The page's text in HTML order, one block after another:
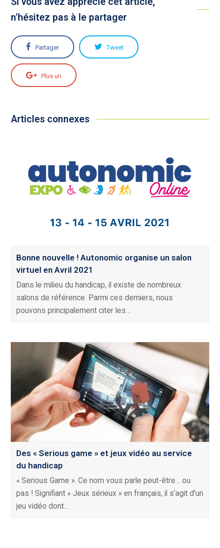
n'hésitez pas à le partager
Partager Tweet
Plus un
Articles connexes
Bonne nouvelle ! Autonomic organise un salon
virtuel en Avril 2021
Dans le milieu du handicap, il existe de nombreux
salons de référence. Parmi ces derniers, nous
pouvons principalement citer les…
Des « Serious game » et jeux vidéo au service
du handicap
« Serious Game ». Ce nom vous parle peut-être… ou
pas ! Signifiant « Jeux sérieux » en français, il s’agit d’un
jeu vidéo dont…